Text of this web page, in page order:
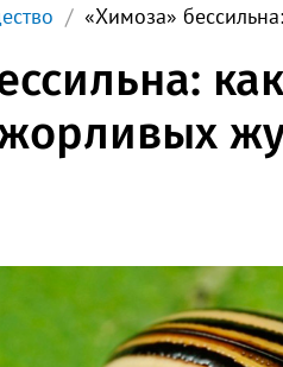
«Химоза»